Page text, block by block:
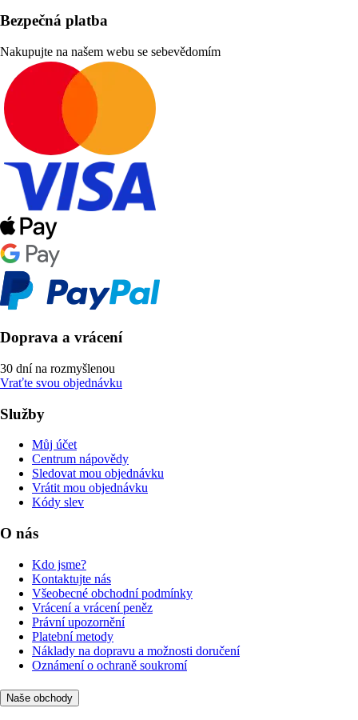
Bezpečná platba
Nakupujte na našem webu se sebevědomím
Doprava a vrácení
30 dní na rozmyšlenou
Vraťte svou objednávku
Služby
Můj účet
Centrum nápovědy
Sledovat mou objednávku
Vrátit mou objednávku
Kódy slev
O nás
Kdo jsme?
Kontaktujte nás
Všeobecné obchodní podmínky
Vrácení a vrácení peněz
Právní upozornění
Platební metody
Náklady na dopravu a možnosti doručení
Oznámení o ochraně soukromí
Naše obchody